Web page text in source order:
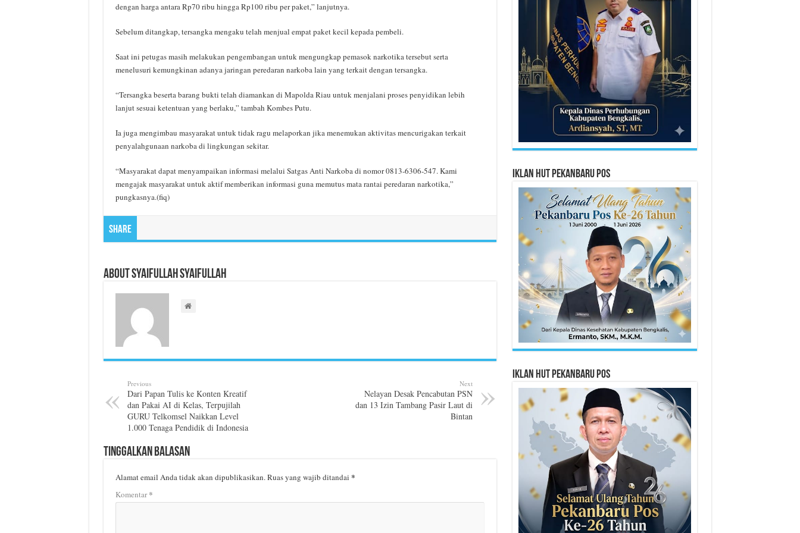
dengan harga antara Rp70 ribu hingga Rp100 ribu per paket,” lanjutnya.
Sebelum ditangkap, tersangka mengaku telah menjual empat paket kecil kepada pembeli.
Saat ini petugas masih melakukan pengembangan untuk mengungkap pemasok narkotika tersebut serta
menelusuri kemungkinan adanya jaringan peredaran narkoba lain yang terkait dengan tersangka.
“Tersangka beserta barang bukti telah diamankan di Mapolda Riau untuk menjalani proses penyidikan lebih
lanjut sesuai ketentuan yang berlaku,” tambah Kombes Putu.
Ia juga mengimbau masyarakat untuk tidak ragu melaporkan jika menemukan aktivitas mencurigakan terkait
penyalahgunaan narkoba di lingkungan sekitar.
“Masyarakat dapat menyampaikan informasi melalui Satgas Anti Narkoba di nomor 0813-6306-547. Kami
mengajak masyarakat untuk aktif memberikan informasi guna memutus mata rantai peredaran narkotika,”
pungkasnya.(fiq)
Share
About Syaifullah Syaifullah
Previous
Dari Papan Tulis ke Konten Kreatif
dan Pakai AI di Kelas, Terpujilah
GURU Telkomsel Naikkan Level
1.000 Tenaga Pendidik di Indonesia
Next
Nelayan Desak Pencabutan PSN
dan 13 Izin Tambang Pasir Laut di
Bintan
Tinggalkan Balasan
Alamat email Anda tidak akan dipublikasikan.Ruas yang wajib ditandai *
Komentar*
Iklan HUT Pekanbaru Pos
Iklan HUT Pekanbaru Pos